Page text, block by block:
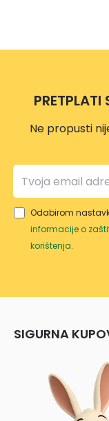
PRETPLATI
Ne propusti
Odabirom
informacije o
korištenja.
SIGURNA